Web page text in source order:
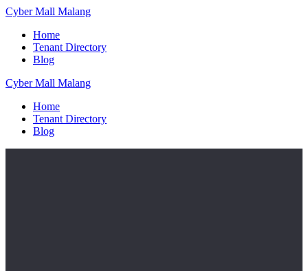
Skip
content
CyberMall Malang
Home
Tenant Directory
Blog
CyberMall Malang
Home
Tenant Directory
Blog